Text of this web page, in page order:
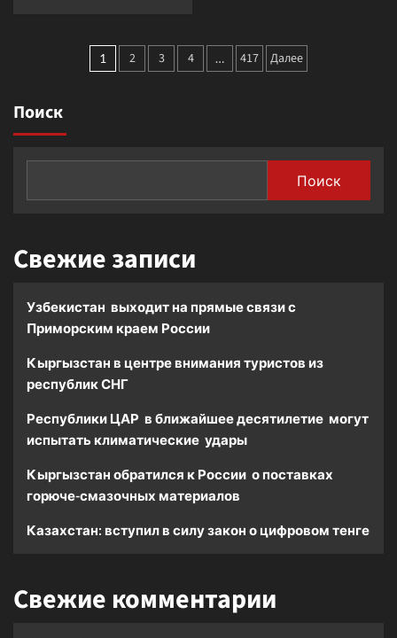
американской
«футбольной
чемпионата
Пагинация
1 2 3 4 … 417 Далее
Поиск
Поиск
Свежие записи
Узбекистан выходит на прямые связи с
Приморским краем России
Кыргызстан в центре внимания туристов из
республик СНГ
Республики ЦАР в ближайшее десятилетие могут
испытать климатические удары
Кыргызстан обратился к России о поставках
горюче-смазочных материалов
Казахстан: вступил в силу закон о цифровом тенге
Свежие комментарии